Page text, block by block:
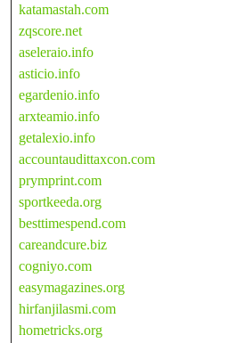
katamastah.com
zqscore.net
aseleraio.info
asticio.info
egardenio.info
arxteamio.info
getalexio.info
accountaudittaxcon.com
prymprint.com
sportkeeda.org
besttimespend.com
careandcure.biz
cogniyo.com
easymagazines.org
hirfanjilasmi.com
hometricks.org